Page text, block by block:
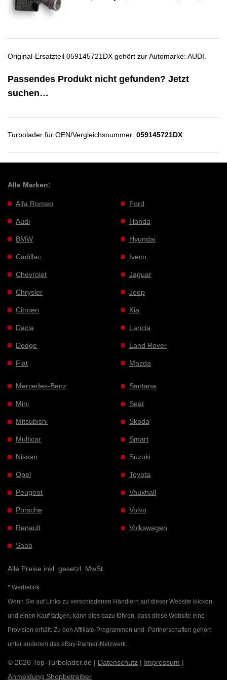
Original-Ersatzteil 059145721DX gehört zur Automarke: AUDI.
Passendes Produkt nicht gefunden? Jetzt
suchen…
Turbolader für OEN/Vergleichsnummer: 059145721DX
Alle Marken:
Alfa Romeo
Audi
BMW
Cadillac
Chevrolet
Chrysler
Citroen
Dacia
Dodge
Fiat
Ford
Honda
Hyundai
Iveco
Jaguar
Jeep
Kia
Lancia
Land Rover
Mazda
Mercedes-Benz
Mini
Mitsubishi
Multicar
Nissan
Opel
Peugeot
Porsche
Renault
Saab
Santana
Seat
Skoda
Smart
Suzuki
Toyota
Vauxhall
Volvo
Volkswagen
Alle Preise inkl. gesetzl. MwSt.
* Werbelink:
Wenn Sie auf Links zu verschiedenen Händlern auf dieser Website klicken
und einen Kauf tätigen, kann dies dazu führen, dass diese Website eine
Provision erhält. Zu den Affiliate-Programmen und -Partnerschaften gehört
unter anderem das eBay-Partner-Netzwerk.
© 2026 Top-Turbolader.de | Datenschutz | Impressum |
Anmeldung Shopbetreiber